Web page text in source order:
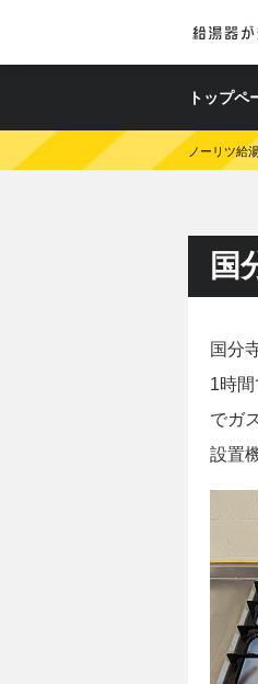
トップペ
ノーリツ給
国
国分
1時
でガ
設置